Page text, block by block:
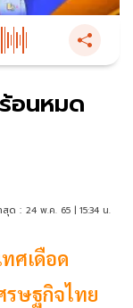
อนหมด
สุด : 24 พ.ค. 65 | 15:34 น.
ศเดือด
รษฐกิจไทย